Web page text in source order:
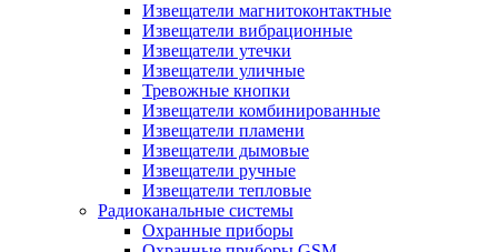
Извещатели магнитоконтактные
Извещатели вибрационные
Извещатели утечки
Извещатели уличные
Тревожные кнопки
Извещатели комбинированные
Извещатели пламени
Извещатели дымовые
Извещатели ручные
Извещатели тепловые
Радиоканальные системы
Охранные приборы